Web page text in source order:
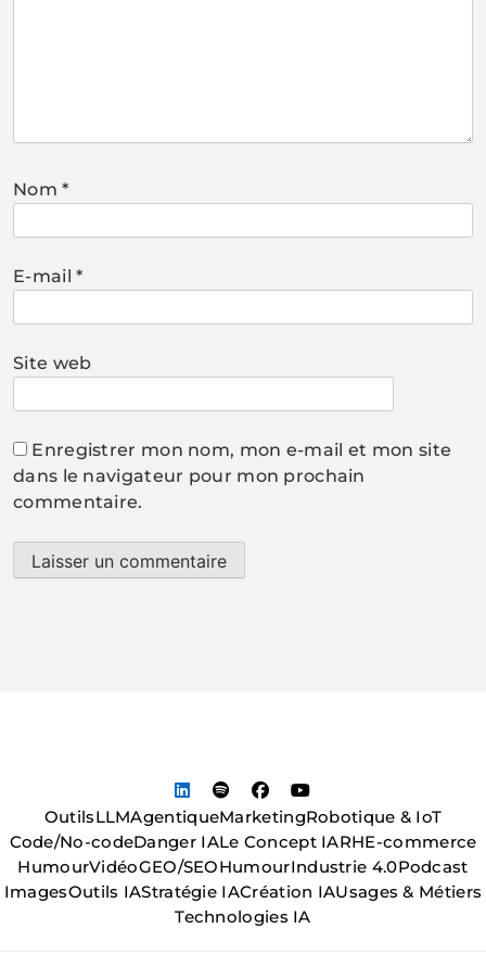
Nom*
E-mail*
Site web
Enregistrer mon nom, mon e-mail et mon site
dans le navigateur pour mon prochain
commentaire.
OutilsLLMAgentiqueMarketingRobotique & IoT
Code/No-codeDanger IALe Concept IARHE-commerce
HumourVidéoGEO/SEOHumourIndustrie 4.0Podcast
ImagesOutils IAStratégie IACréation IAUsages & Métiers
Technologies IA